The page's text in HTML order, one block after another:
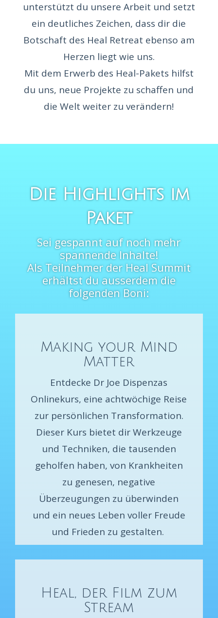
unterstützt du unsere Arbeit und setzt
ein deutliches Zeichen, dass dir die
Botschaft des Heal Retreat ebenso am
Herzen liegt wie uns.
Mit dem Erwerb des Heal-Pakets hilfst
du uns, neue Projekte zu schaffen und
die Welt weiter zu verändern!
Die Highlights im
Paket
Sei gespannt auf noch mehr
spannende Inhalte!
Als Teilnehmer der Heal Summit
erhältst du ausserdem die
folgenden Boni:
Making your Mind
Matter
Entdecke Dr Joe Dispenzas
Onlinekurs, eine achtwöchige Reise
zur persönlichen Transformation.
Dieser Kurs bietet dir Werkzeuge
und Techniken, die tausenden
geholfen haben, von Krankheiten
zu genesen, negative
Überzeugungen zu überwinden
und ein neues Leben voller Freude
und Frieden zu gestalten.
Heal, der Film zum
Stream